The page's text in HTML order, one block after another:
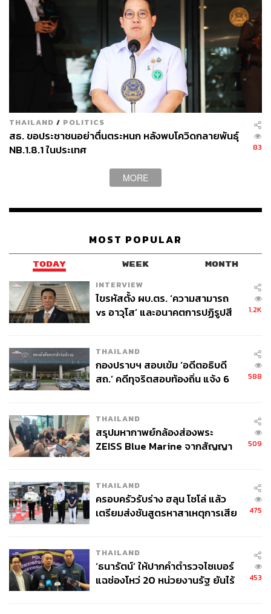
จำกัดการเดินทางอย่างเข้มงวด ซึ่งแม้ว่าทาง Apple จะไม่ได้
เปิดเผยว่าจะปิดไปจนถึงเมื่อไร แต่แถลงการณ์ของทางโฆษก
ของบริษัทระบุ ทางบริษัทจะเฝ้าติดตามสถานการณ์อย่างใกล้
ชิด และหวังว่าจะมีโอกาสกลับมาให้บริการแก่ลูกค้าในพื้นที่
ได้ภายในเร็ววัน
พิสูจน์อักษร: ลักษณ์นารา พักตร์เพียงจันทร์
อ้างอิง:
news.yahoo.com/9-countries-sacrificing-holidays-loc
king-085800079.html?guccounter=1&guce_referrer=
aHR0cHM6Ly93d3cuZ29vZ2xlLmNvbS8&guce_refe
rrer_sig=AQAAAJsrhbIvMcL4CahrbudwWd1q7KHs5
pO20DM2HAUdpyV_iZFtxlNmYdX_rpXhQQ77XWE
HH6H81Dtqel0ISBiqFtKf509ri3d_I
www.reuters.com/article/us-apple-store-closures/app
le-temporarily-shuts-california-stores-in-virus-surge-s
ome-in-uk-after-new-curbs-idUSKBN28T0XP
ผ่านแอปพลิเคชันต่างๆ ที่คุณสะดวกหรือใช้งานอยู่แล้วได้เลย
TAGS: เทศกาลคริสต์มาส เชื้อไวรัสโคโรนา
ABOUT THE AUTHOR
THAILAND / POLITICS
สธ. ขอประชาชนอย่าตื่นตระหนก หลังพบโควิดกลายพันธุ์
NB.1.8.1 ในประเทศ
83
MORE
MOST POPULAR
TODAY WEEK MONTH
INTERVIEW
ไขรหัสตั้ง ผบ.ตร. ‘ความสามารถ
vs อาวุโส’ และอนาคตการปฏิรูปสี
1.2K
THAILAND
กองปราบฯ สอบเข้ม ‘อดีตอธิบดี
สถ.’ คดีทุจริตสอบท้องถิ่น แจ้ง 6
588
THAILAND
สรุปมหากาพย์กล้องส่องพระ
ZEISS Blue Marine จากสัญญา
จ่ายหนี้-แอบระบุแบรนด์
509
THAILAND
ครอบครัวรับร่าง ฮลุน โซโล่ แล้ว
เตรียมส่งชันสูตรหาสาเหตุการเสีย
475
THAILAND
‘ธนารัตน์’ ให้ปากคำตำรวจไซเบอร์
แฉช่องโหว่ 20 หน่วยงานรัฐ ยันไร้
453